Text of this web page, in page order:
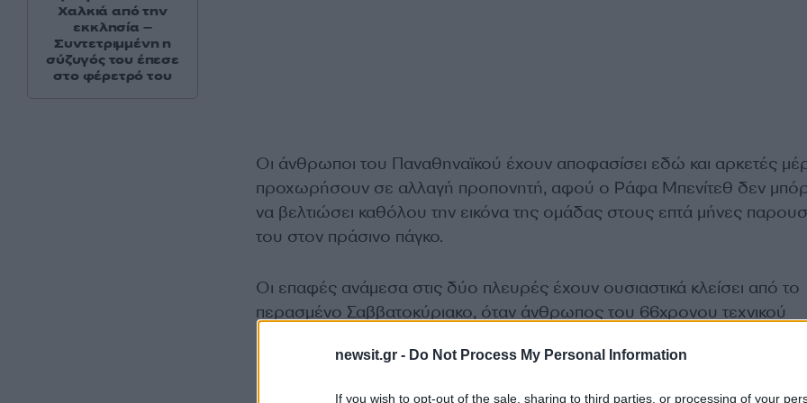
newsit.gr - Do Not Process My Personal Information
If you wish to opt-out of the sale, sharing to third parties, or processing of your
Οι άνθρωποι του Παναθηναϊκού έχουν αποφασίσει εδώ και αρκετές
προχωρήσουν σε αλλαγή προπονητή, αφού ο Ράφα Μπενίτεθ δεν
να βελτιώσει καθόλου την εικόνα της ομάδας στους επτά μήνες
του στον πράσινο πάγκο.
Οι επαφές ανάμεσα στις δύο πλευρές έχουν ουσιαστικά κλείσει από το
περασμένο Σαββατοκύριακο, όταν άνθρωπος του 66χρονου τεχνικού
αποχώρησης.
Χαλκιά από την
εκκλησία –
Συντετριμμένη η
σύζυγός του έπεσε
στο φέρετρό του